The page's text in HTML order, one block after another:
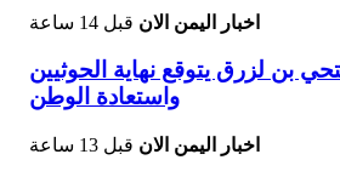
اخبار اليمن الان قبل 14 ساعة
بن لزرق يتوقع نهاية الحوثيين
واستعادة الوطن
اخبار اليمن الان قبل 13 ساعة